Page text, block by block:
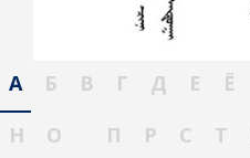
А Б В Г Д Е Ё
Н
О П Р С Т